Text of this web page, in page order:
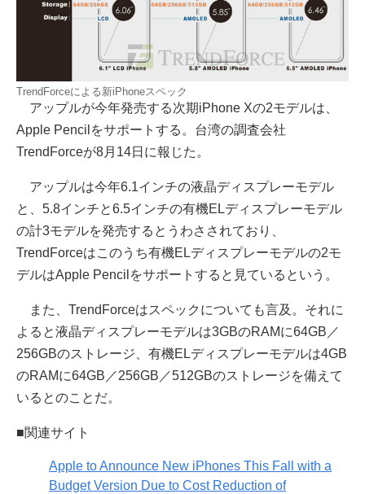
TrendForceによる新iPhoneスペック
アップルが今年発売する次期iPhone Xの2モデルは、
Apple Pencilをサポートする。台湾の調査会社
TrendForceが8月14日に報じた。
アップルは今年6.1インチの液晶ディスプレーモデル
と、5.8インチと6.5インチの有機ELディスプレーモデル
の計3モデルを発売するとうわさされており、
TrendForceはこのうち有機ELディスプレーモデルの2モ
デルはApple Pencilをサポートすると見ているという。
また、TrendForceはスペックについても言及。それに
よると液晶ディスプレーモデルは3GBのRAMに64GB／
256GBのストレージ、有機ELディスプレーモデルは4GB
のRAMに64GB／256GB／512GBのストレージを備えて
いるとのことだ。
■関連サイト
Apple to Announce New iPhones This Fall with a
Budget Version Due to Cost Reduction of